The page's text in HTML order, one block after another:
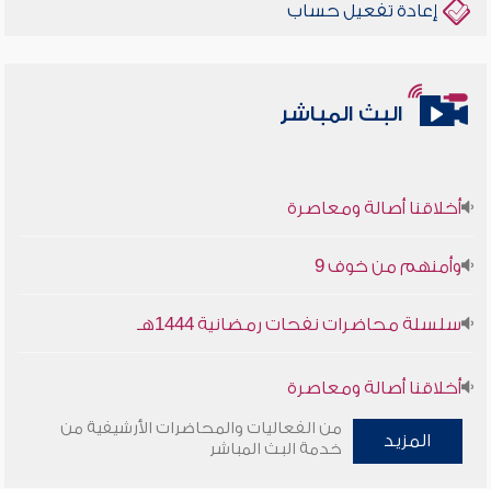
إعادة تفعيل حساب
البث المباشر
أخلاقنا أصالة ومعاصرة
وأمنهم من خوف 9
سلسلة محاضرات نفحات رمضانية 1444هـ
أخلاقنا أصالة ومعاصرة
وأمنهم من خوف 9
المزيد
من الفعاليات والمحاضرات الأرشيفية من
خدمة البث المباشر